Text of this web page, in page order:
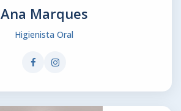
Ana Marques
Higienista Oral